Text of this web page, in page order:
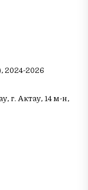
2024-2026
г. Актау, 14 м-н,